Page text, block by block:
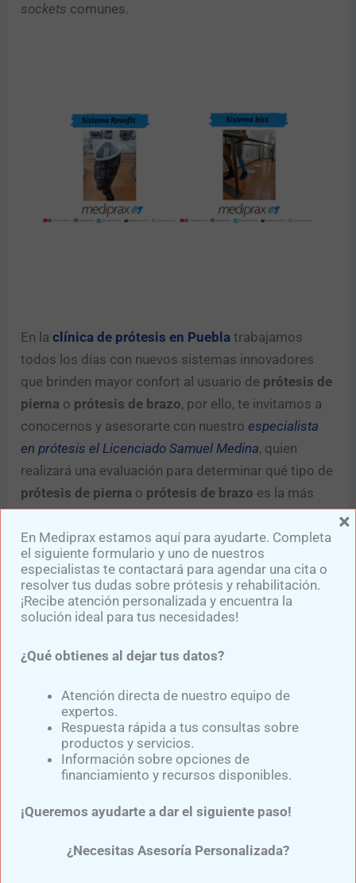
sockets comunes.
En la clínica de prótesis en Puebla trabajamos
todos los días con nuevos sistemas innovadores
que brinden mayor confort al usuario de prótesis de
pierna o prótesis de brazo, por ello, te invitamos a
conocernos y asesorarte con nuestroespecialista
en prótesis el Licenciado Samuel Medina, quien
realizará una evaluación para determinar qué tipo de
prótesis de pierna o prótesis de brazo es la más
adecuada para ti o tu familiar.
Recuerda que no todos los pacientes tienen
características y necesidades iguales, factores
como la edad, oficio, nivel deamputación,
enfermedades crónicas y otros determinan la
prótesis
adecuada para ti.
Si te interesa conocer elprecio de una prótesis de
pierna o precio de una prótesis de brazo,
cita con nuestroespecialista el Licenciado en
prótesis Samuel Medina.
Recuerda que es importante buscar la asesoría de
inversión.
En Mediprax estamos aquí para ayudarte. Completa
el siguiente formulario y uno de nuestros
especialistas te contactará para agendar una cita o
resolver tus dudas sobre prótesis y rehabilitación.
¡Recibe atención personalizada y encuentra la
solución ideal para tus necesidades!
¿Qué obtienes al dejar tus datos?
Atención directa de nuestro equipo de
expertos.
Respuesta rápida a tus consultas sobre
productos y servicios.
Información sobre opciones de
financiamiento y recursos disponibles.
¡Queremos ayudarte a dar el siguiente paso!
¿Necesitas Asesoría Personalizada?
×